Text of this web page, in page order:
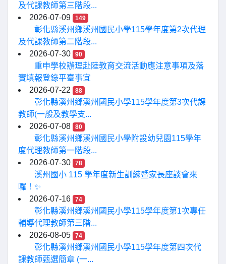
及代課教師第三階段...
2026-07-09
149
彰化縣溪州鄉溪州國民小學115學年度第2次代理
及代課教師第二階段...
2026-07-30
90
重申學校辦理赴陸教育交流活動應注意事項及落
實填報登錄平臺事宜
2026-07-22
88
彰化縣溪州鄉溪州國民小學115學年度第3次代課
教師(一般及教學支...
2026-07-08
80
彰化縣溪州鄉溪州國民小學附設幼兒園115學年
度代理教師第一階段...
2026-07-30
78
溪州國小 115 學年度新生訓練暨家長座談會來
囉！✨
2026-07-16
74
彰化縣溪州鄉溪州國民小學115學年度第1次專任
輔導代理教師第三階...
2026-08-05
74
彰化縣溪州鄉溪州國民小學115學年度第四次代
課教師甄選簡章 (一...